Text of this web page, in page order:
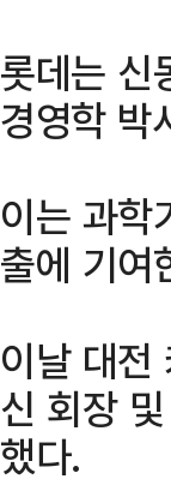
롯데는
경영학 박
이는 과학
출에 기여
이날 대전
신 회장
했다.